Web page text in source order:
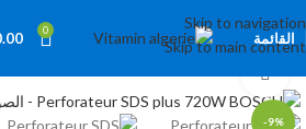
Skip to navigation
Skip to main content
القائمة 0
-9%
اضغط للتكبير